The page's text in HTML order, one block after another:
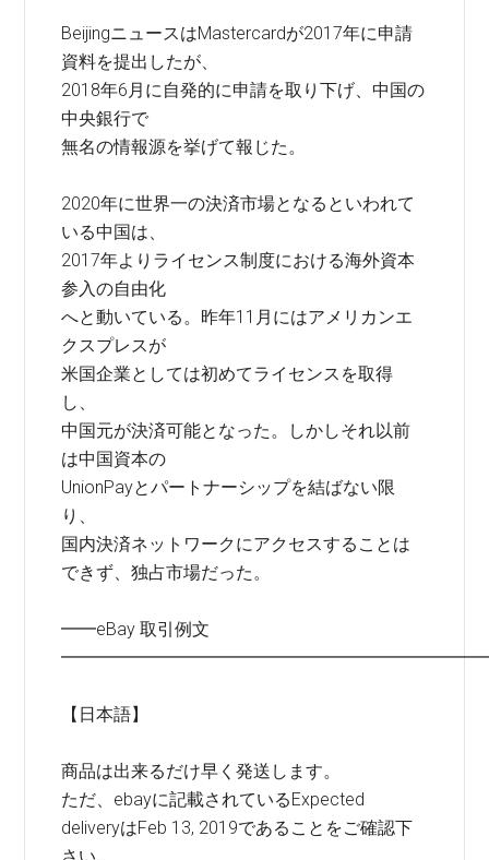
BeijingニュースはMastercardが2017年に申請
資料を提出したが、
2018年6月に自発的に申請を取り下げ、中国の
中央銀行で
無名の情報源を挙げて報じた。
2020年に世界一の決済市場となるといわれて
いる中国は、
2017年よりライセンス制度における海外資本
参入の自由化
へと動いている。昨年11月にはアメリカンエ
クスプレスが
米国企業としては初めてライセンスを取得
し、
中国元が決済可能となった。しかしそれ以前
は中国資本の
UnionPayとパートナーシップを結ばない限
り、
国内決済ネットワークにアクセスすることは
できず、独占市場だった。
━━eBay 取引例文
【日本語】
商品は出来るだけ早く発送します。
ただ、ebayに記載されているExpected
deliveryはFeb 13, 2019であることをご確認下